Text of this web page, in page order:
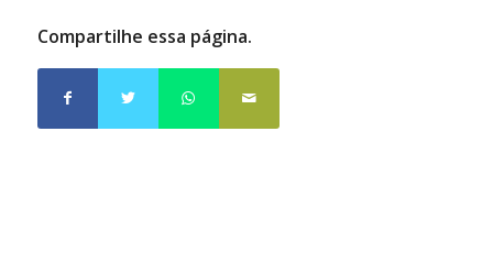
Compartilhe essa página.